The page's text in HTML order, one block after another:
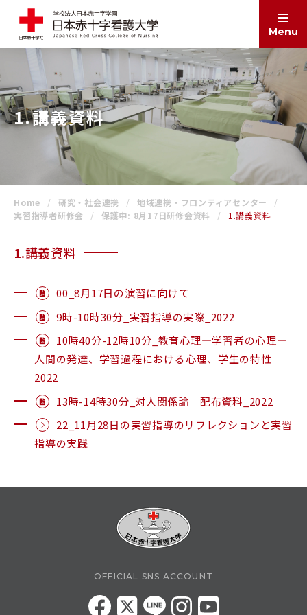
Menu
ABOUT
大学案内
EDUCATION
学部・大学院
ADMISSIONS
入試情報
学生生活
RESEARCH & COLLABORATION
研究・社会連携
受験生の方へ 保護者の方へ
在学生の方へ 一般の方へ
図書館
ポータルサイト
1.講義資料
Home 研究・社会連携
地域連携・フロンティアセンター
実習指導者研修会
保護中: 8月17日研修会資料 1.講義資料
1.講義資料
00_8月17日の演習に向けて
9時-10時30分_実習指導の実際_2022
10時40分-12時10分_教育心理―学習者の心理―
人間の発達、学習過程における心理、学生の特性
2022
13時-14時30分_対人関係論 配布資料_2022
22_11月28日の実習指導のリフレクションと実習
指導の実践
OFFICIAL SNS ACCOUNT